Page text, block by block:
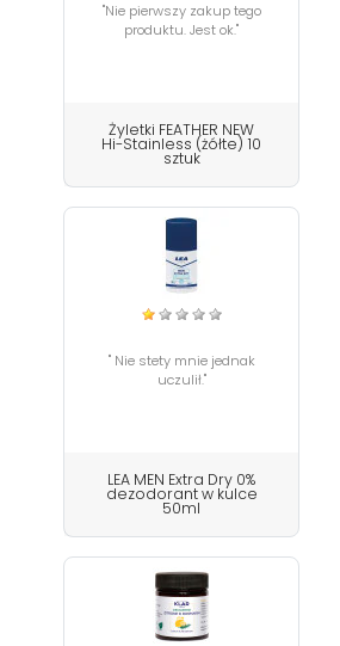
"Nie pierwszy zakup tego
produktu. Jest ok."
Żyletki FEATHER NEW
Hi-Stainless (żółte) 10
sztuk
" Nie stety mnie jednak
uczulił."
LEA MEN Extra Dry 0%
dezodorant w kulce
50ml